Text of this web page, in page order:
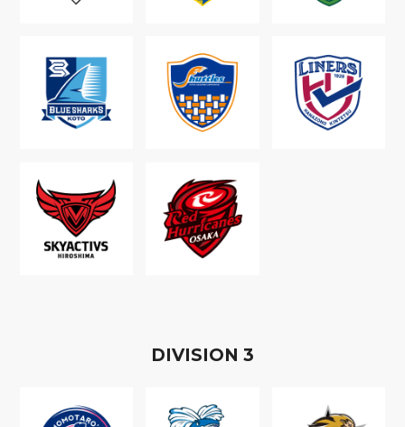
DIVISION 3